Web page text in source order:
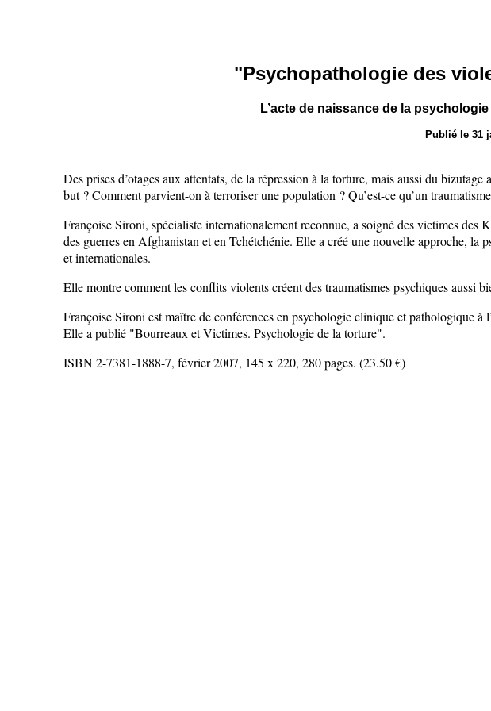
"Psychopathologie des
L’acte de naissance de la
Publié le 31
Des prises d’otages aux attentats, de la répression à la torture, mais aussi du
but ? Comment parvient-on à terroriser une population ? Qu’est-ce qu’un
Françoise Sironi, spécialiste internationalement reconnue, a soigné des victimes des
des guerres en Afghanistan et en Tchétchénie. Elle a créé une nouvelle approche,
et internationales.
Elle montre comment les conflits violents créent des traumatismes psychiques aussi
Françoise Sironi est maître de conférences en psychologie clinique et pathologique
Elle a publié "Bourreaux et Victimes. Psychologie de la torture".
ISBN 2-7381-1888-7, février 2007, 145 x 220, 280 pages. (23.50 €)